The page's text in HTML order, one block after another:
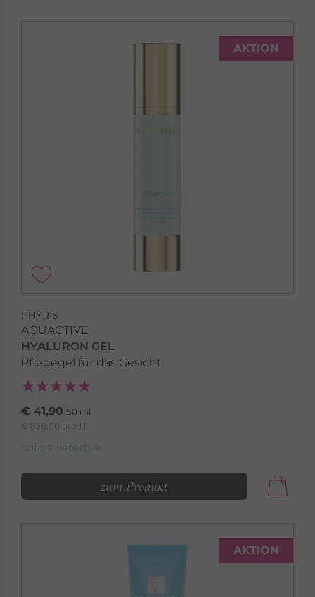
AKTION
PHYRIS
AQUACTIVE
HYALURON GEL
Pflegegel für das Gesicht
€ 41,90 50 ml
€ 838,00 pro 1 l
sofort lieferbar
zum Produkt
AKTION